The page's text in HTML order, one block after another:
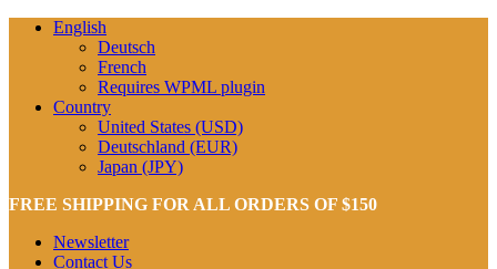
English
Deutsch
French
Requires WPML plugin
Country
United States (USD)
Deutschland (EUR)
Japan (JPY)
FREE SHIPPING FOR ALL ORDERS OF $150
Newsletter
Contact Us